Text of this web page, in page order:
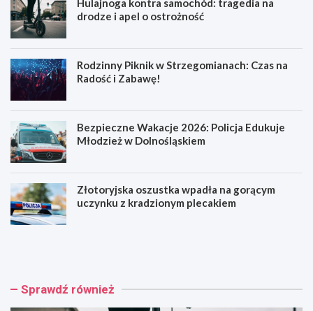
Hulajnoga kontra samochód: tragedia na
drodze i apel o ostrożność
Rodzinny Piknik w Strzegomianach: Czas na
Radość i Zabawę!
Bezpieczne Wakacje 2026: Policja Edukuje
Młodzież w Dolnośląskiem
Złotoryjska oszustka wpadła na gorącym
uczynku z kradzionym plecakiem
H
n
R
n Sprawdź również